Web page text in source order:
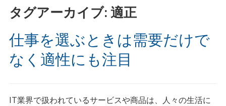
タグアーカイブ: 適正
仕事を選ぶときは需要だけで
なく適性にも注目
IT業界で扱われているサービスや商品は、人々の生活に